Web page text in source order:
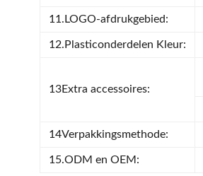
11.LOGO-afdrukgebied:
12.Plasticonderdelen Kleur:
13Extra accessoires:
14Verpakkingsmethode:
15.ODM en OEM: